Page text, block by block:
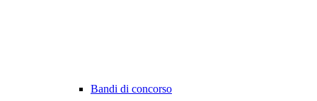
Bandi di concorso